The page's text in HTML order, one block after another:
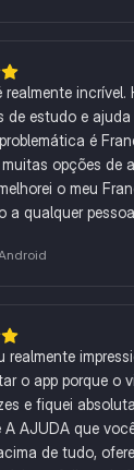
realmente incrível.
de estudo e ajuda
é
opções de
o meu
a qualquer
realmente
o app porque o
e fiquei
A AJUDA que
de tudo,